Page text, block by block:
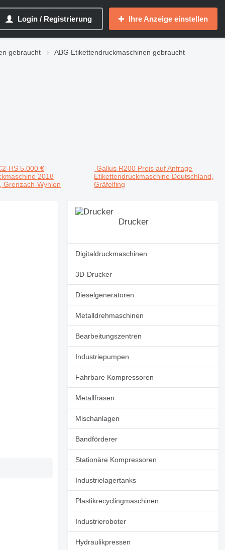
Login / Registrierung Ihre Anzeige einstellen
gebraucht ABG Etikettendruckmaschinen gebraucht
HS 5.000 €
2018
Grenzach-Wyhlen
Gallus R200 Preis auf Anfrage
Etikettendruckmaschine Deutschland,
Gräfelfing
Drucker
Digitaldruckmaschinen
3D-Drucker
Dieselgeneratoren
Metalldrehmaschinen
Bearbeitungszentren
Industriepumpen
Fahrbare Kompressoren
Metallfräsen
Mischanlagen
Bandförderer
Stationäre Kompressoren
Industrielagertanks
Plastikrecyclingmaschinen
Industrieroboter
Hydraulikpressen